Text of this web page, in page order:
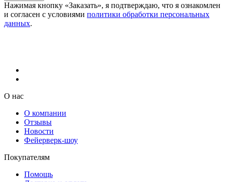
Нажимая кнопку «Заказать», я подтверждаю, что я ознакомлен
и согласен с условиями политики обработки персональных
данных.
О нас
О компании
Отзывы
Новости
Фейерверк-шоу
Покупателям
Помощь